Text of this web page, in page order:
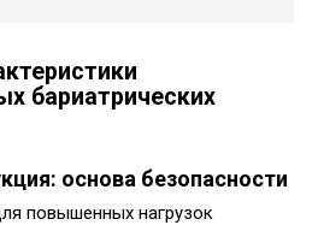
бариатрических
основа безопасности
повышенных нагрузок